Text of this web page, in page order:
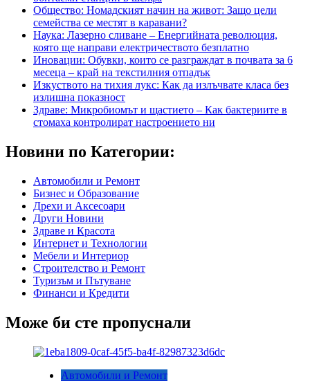
Общество: Номадският начин на живот: Защо цели
семейства се местят в каравани?
Наука: Лазерно сливане – Енергийната революция,
която ще направи електричеството безплатно
Иновации: Обувки, които се разграждат в почвата за 6
месеца – край на текстилния отпадък
Изкуството на тихия лукс: Как да излъчвате класа без
излишна показност
Здраве: Микробиомът и щастието – Как бактериите в
стомаха контролират настроението ни
Новини по Категории:
Автомобили и Ремонт
Бизнес и Образование
Дрехи и Аксесоари
Други Новини
Здраве и Красота
Интернет и Технологии
Мебели и Интериор
Строителство и Ремонт
Туризъм и Пътуване
Финанси и Кредити
Може би сте пропуснали
Автомобили и Ремонт